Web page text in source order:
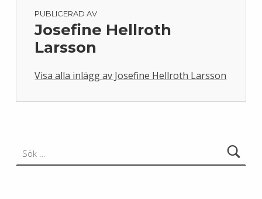
PUBLICERAD AV
Josefine Hellroth
Larsson
Visa alla inlägg av Josefine Hellroth Larsson
Skip back to main navigation